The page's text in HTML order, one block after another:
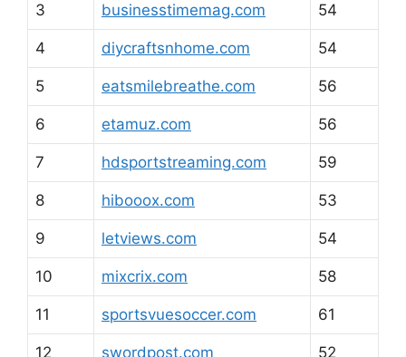
3 businesstimemag.com 54
4 diycraftsnhome.com 54
5 eatsmilebreathe.com 56
6 etamuz.com 56
7 hdsportstreaming.com 59
8 hibooox.com 53
9 letviews.com 54
10 mixcrix.com 58
11 sportsvuesoccer.com 61
12 swordpost.com 52